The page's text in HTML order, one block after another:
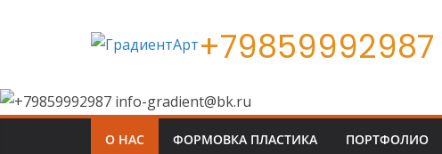
О НАС ФОРМОВКА ПЛАСТИКА ПОРТФОЛИО